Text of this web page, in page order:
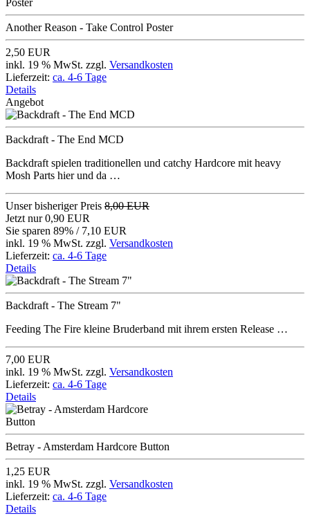
Another Reason - Take Control Poster
2,50 EUR
inkl. 19 % MwSt. zzgl. Versandkosten
Lieferzeit: ca. 4-6 Tage
Details
Angebot
Backdraft - The End MCD
Backdraft spielen traditionellen und catchy Hardcore mit heavy
Mosh Parts hier und da …
Unser bisheriger Preis 8,00 EUR
Jetzt nur0,90 EUR
Sie sparen 89% / 7,10 EUR
inkl. 19 % MwSt. zzgl. Versandkosten
Lieferzeit: ca. 4-6 Tage
Details
Backdraft - The Stream 7"
Feeding The Fire kleine Bruderband mit ihrem ersten Release …
7,00 EUR
inkl. 19 % MwSt. zzgl. Versandkosten
Lieferzeit: ca. 4-6 Tage
Details
Betray - Amsterdam Hardcore Button
1,25 EUR
inkl. 19 % MwSt. zzgl. Versandkosten
Lieferzeit: ca. 4-6 Tage
Details